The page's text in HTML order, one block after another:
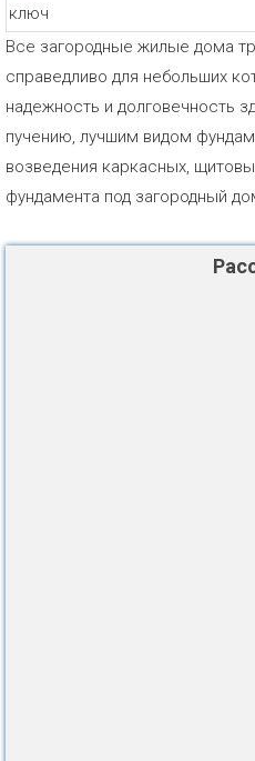
Все загородные жилые дома
справедливо для небольших
надежность и долговечность
пучению, лучшим видом
возведения каркасных,
фундамента под загородный